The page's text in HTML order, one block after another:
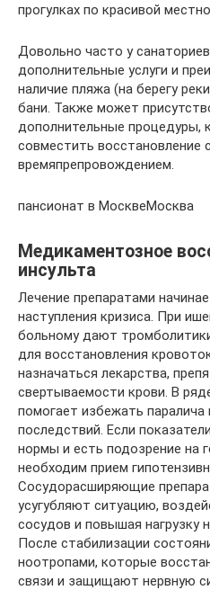
прогулках по красивой
Довольно часто у
дополнительные услуги и
наличие пляжа (на берегу
бани. Также может
дополнительные процедуры,
совместить восстановление
времяпрепровождением.
пансионат в МосквеМосква
Медикаментозное
инсульта
Лечение препаратами
наступления кризиса. При
больному дают
для восстановления
назначаться лекарства,
свертываемости крови. В
помогает избежать паралича
последствий. Если
нормы и есть подозрение на
необходим прием
Сосудорасширяющие
усугубляют ситуацию,
сосудов и повышая нагрузку
После стабилизации
ноотропами, которые
связи и защищают нервную